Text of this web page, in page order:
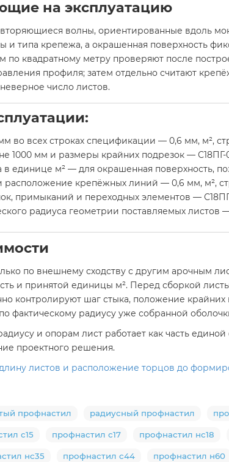
на эксплуатацию
волны, ориентированные вдоль
и типа крепежа, а окрашенная поверхность
по квадратному метру проверяют после
профиля; затем отдельно считают
число листов.
во всех строках спецификации — 0,6 мм, м²,
1000 мм и размеры крайних подрезок — С18ПГ-
в единице м² — для окрашенная поверхность,
расположение крепёжных линий — 0,6 мм, м²,
примыканий и переходных элементов — С18ПГ-
радиуса геометрии поставляемых листов
по внешнему сходству с другим арочным
и принятой единицы м². Перед сборкой
контролируют шаг стыка, положение
фактическому радиусу уже собранной
и опорам лист работает как часть
проектного решения.
листов и расположение торцов до
профнастил радиусный профнастил
с15 профнастил с17 профнастил нс18
нс35 профнастил с44 профнастил н60